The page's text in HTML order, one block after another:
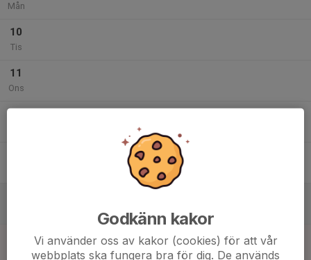
Mån
10
Tis
11
Ons
Ungdomsgård
Samlingslokal+hallen
Godkänn kakor
Vi använder oss av kakor (cookies) för att vår
webbplats ska fungera bra för dig. De används